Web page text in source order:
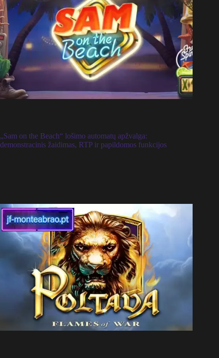
„Sam on the Beach“ lošimo automatų apžvalga:
demonstracinis žaidimas, RTP ir papildomos funkcijos